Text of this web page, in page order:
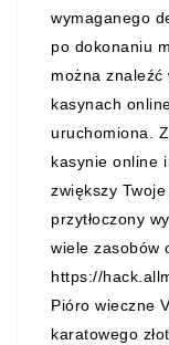
wymaganego
po dokonaniu
można znaleźć
kasynach
uruchomiona.
kasynie online
zwiększy
przytłoczony
wiele zasobów
https://
Pióro wieczne
karatowego